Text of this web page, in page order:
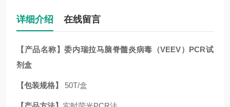
详细介绍 在线留言
【产品名称】委内瑞拉马脑脊髓炎病毒（VEEV） PCR试
剂盒
【包装规格】 50T/盒